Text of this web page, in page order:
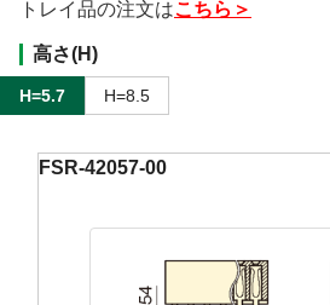
トレイ品の注文はこちら＞
高さ(H)
H=5.7 H=8.5
FSR-42057-00